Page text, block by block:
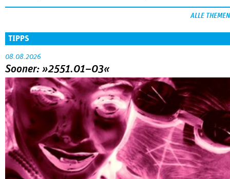
ALLE THEMEN
TIPPS
08.08.2026
Sooner: »2551.01–03«